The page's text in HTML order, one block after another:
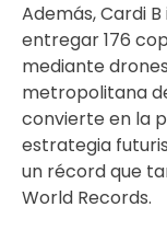
Además, Cardi
entregar 176
mediante
metropolitana
convierte en la
estrategia
un récord que
World Records.